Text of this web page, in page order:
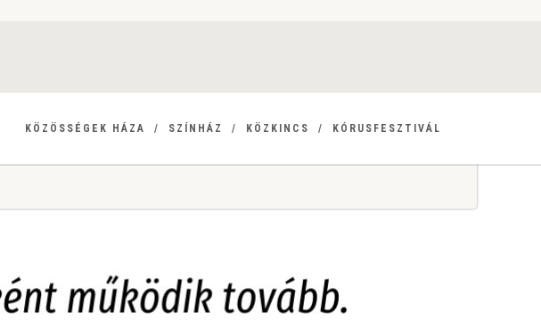
KÖZÖSSÉGEK HÁZA SZÍNHÁZ KÖZKINCS KÓRUSFESZTIVÁL